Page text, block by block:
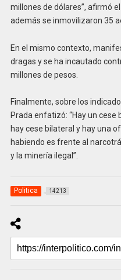
millones de dólares”, afirmó
además se inmovilizaron 35
En el mismo contexto,
dragas y se ha incautado
millones de pesos.
Finalmente, sobre los
Prada enfatizó: “Hay un cese
hay cese bilateral y hay una
habiendo es frente al
y la minería ilegal”.
Politica 14213